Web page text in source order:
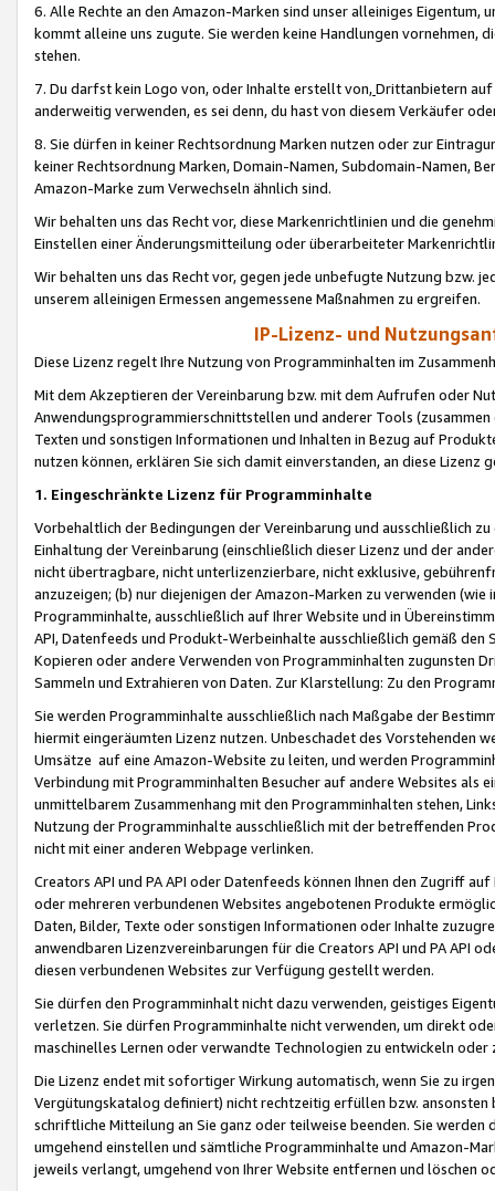
6. Alle Rechte an den Amazon-Marken sind unser alleiniges
kommt alleine uns zugute. Sie werden keine Handlungen vornehmen,
stehen.
7. Du darfst kein Logo von, oder Inhalte erstellt von,Drittanbietern auf
anderweitig verwenden, es sei denn, du hast von diesem Verkäufer
8. Sie dürfen in keiner Rechtsordnung Marken nutzen oder zur
keiner Rechtsordnung Marken, Domain-Namen, Subdomain-Namen,
Amazon-Marke zum Verwechseln ähnlich sind.
Wir behalten uns das Recht vor, diese Markenrichtlinien und die
Einstellen einer Änderungsmitteilung oder überarbeiteter
Wir behalten uns das Recht vor, gegen jede unbefugte Nutzung bzw.
unserem alleinigen Ermessen angemessene Maßnahmen zu ergreifen.
IP-Lizenz- und
Diese Lizenz regelt Ihre Nutzung von Programminhalten im
Mit dem Akzeptieren der Vereinbarung bzw. mit dem Aufrufen oder
Anwendungsprogrammierschnittstellen und anderer Tools (zusammen
Texten und sonstigen Informationen und Inhalten in Bezug auf
nutzen können, erklären Sie sich damit einverstanden, an diese Lizenz
1. Eingeschränkte Lizenz für Programminhalte
Vorbehaltlich der Bedingungen der Vereinbarung und ausschließlich
Einhaltung der Vereinbarung (einschließlich dieser Lizenz und der
nicht übertragbare, nicht unterlizenzierbare, nicht exklusive,
anzuzeigen; (b) nur diejenigen der Amazon-Marken zu verwenden
Programminhalte, ausschließlich auf Ihrer Website und in
API, Datenfeeds und Produkt-Werbeinhalte ausschließlich gemäß
Kopieren oder andere Verwenden von Programminhalten zugunsten
Sammeln und Extrahieren von Daten. Zur Klarstellung: Zu den
Sie werden Programminhalte ausschließlich nach Maßgabe der
hiermit eingeräumten Lizenz nutzen. Unbeschadet des Vorstehenden
Umsätze auf eine Amazon-Website zu leiten, und werden
Verbindung mit Programminhalten Besucher auf andere Websites als
unmittelbarem Zusammenhang mit den Programminhalten stehen,
Nutzung der Programminhalte ausschließlich mit der betreffenden
nicht mit einer anderen Webpage verlinken.
Creators API und PA API oder Datenfeeds können Ihnen den Zugriff
oder mehreren verbundenen Websites angebotenen Produkte
Daten, Bilder, Texte oder sonstigen Informationen oder Inhalte
anwendbaren Lizenzvereinbarungen für die Creators API und PA API
diesen verbundenen Websites zur Verfügung gestellt werden.
Sie dürfen den Programminhalt nicht dazu verwenden, geistiges
verletzen. Sie dürfen Programminhalte nicht verwenden, um direkt
maschinelles Lernen oder verwandte Technologien zu entwickeln
Die Lizenz endet mit sofortiger Wirkung automatisch, wenn Sie zu
Vergütungskatalog definiert) nicht rechtzeitig erfüllen bzw. ansonsten
schriftliche Mitteilung an Sie ganz oder teilweise beenden. Sie werden
umgehend einstellen und sämtliche Programminhalte und Amazon-
jeweils verlangt, umgehend von Ihrer Website entfernen und löschen